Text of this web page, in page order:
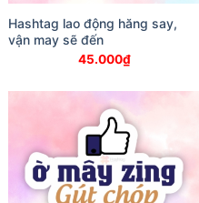
Hashtag lao động hăng say,
vận may sẽ đến
45.000₫